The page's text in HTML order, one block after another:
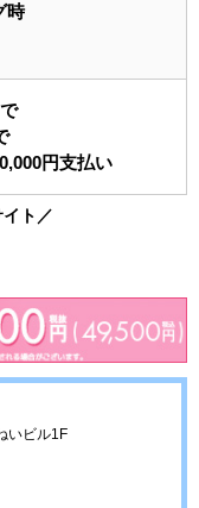
時
円支払い
ト／
いビル1F